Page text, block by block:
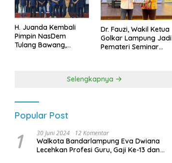
H. Juanda Kembali
Pimpin NasDem
Tulang Bawang,
Dr. Fauzi, Wakil Ketua
Golkar Lampung Jadi
Pemateri Seminar
Kebangsaan
Selengkapnya
Popular Post
1 30 Juni 2024 12 Komentar
Walkota Bandarlampung Eva Dwiana
Lecehkan Profesi Guru, Gaji Ke-13 dan